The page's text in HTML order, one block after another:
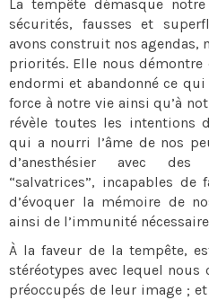
La tempête démasque
sécurités, fausses et
avons construit nos agendas,
priorités. Elle nous
endormi et abandonné ce
force à notre vie ainsi qu’à
révèle toutes les intentions
qui a nourri l’âme de nos
d’anesthésier avec des
“salvatrices”, incapables
d’évoquer la mémoire de
ainsi de l’immunité
À la faveur de la tempête,
stéréotypes avec lequel nous
préoccupés de leur image ;